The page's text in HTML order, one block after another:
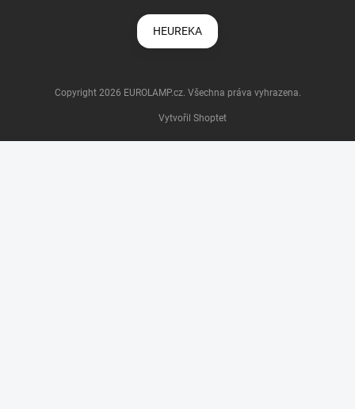
HEUREKA
Vytvořil Shoptet
Copyright 2026 EUROLAMP.cz. Všechna práva vyhrazena.